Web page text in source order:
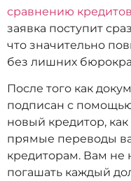
сравнению кредитов
заявка поступит
что значительно
без лишних
После того как
подписан с
новый кредитор,
прямые переводы
кредиторам. Вам не
погашать каждый